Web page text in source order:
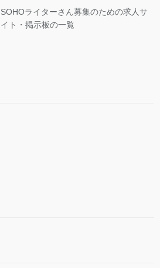
SOHOライターさん募集のための求人サ
イト・掲示板の一覧